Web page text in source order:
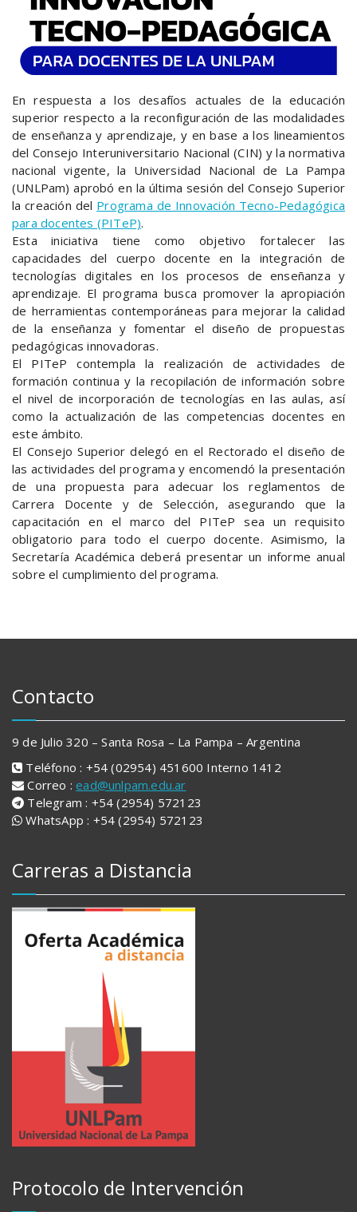
En respuesta a los desafíos actuales de la educación
superior respecto a la reconfiguración de las modalidades
de enseñanza y aprendizaje, y en base a los lineamientos
del Consejo Interuniversitario Nacional (CIN) y la normativa
nacional vigente, la Universidad Nacional de La Pampa
(UNLPam) aprobó en la última sesión del Consejo Superior
la creación del Programa de Innovación Tecno-Pedagógica
para docentes (PITeP).
Esta iniciativa tiene como objetivo fortalecer las
capacidades del cuerpo docente en la integración de
tecnologías digitales en los procesos de enseñanza y
aprendizaje. El programa busca promover la apropiación
de herramientas contemporáneas para mejorar la calidad
de la enseñanza y fomentar el diseño de propuestas
pedagógicas innovadoras.
El PITeP contempla la realización de actividades de
formación continua y la recopilación de información sobre
el nivel de incorporación de tecnologías en las aulas, así
como la actualización de las competencias docentes en
este ámbito.
El Consejo Superior delegó en el Rectorado el diseño de
las actividades del programa y encomendó la presentación
de una propuesta para adecuar los reglamentos de
Carrera Docente y de Selección, asegurando que la
capacitación en el marco del PITeP sea un requisito
obligatorio para todo el cuerpo docente. Asimismo, la
Secretaría Académica deberá presentar un informe anual
sobre el cumplimiento del programa.
Contacto
9 de Julio 320 – Santa Rosa – La Pampa – Argentina
Teléfono : +54 (02954) 451600 Interno 1412
Correo :ead@unlpam.edu.ar
Telegram : +54 (2954) 572123
WhatsApp : +54 (2954) 572123
Carreras a Distancia
Protocolo de Intervención